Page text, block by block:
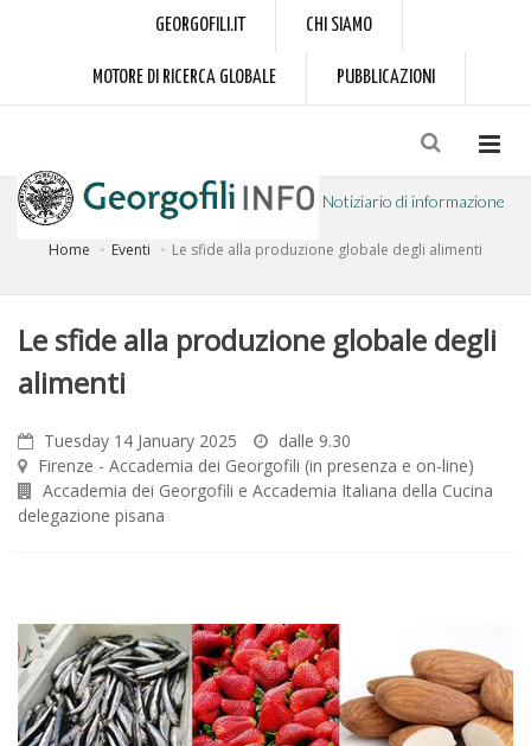
GEORGOFILI.IT CHI SIAMO
MOTORE DI RICERCA GLOBALE PUBBLICAZIONI
Notiziario di informazione
Home Eventi Le sfide alla produzione globale degli alimenti
Le sfide alla produzione globale degli
alimenti
Tuesday 14 January 2025
dalle 9.30
Firenze - Accademia dei Georgofili (in presenza e on-line)
Accademia dei Georgofili e Accademia Italiana della Cucina
delegazione pisana